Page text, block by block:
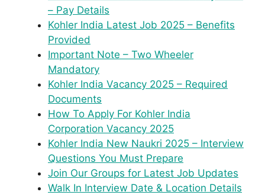
– Pay Details
Kohler India Latest Job 2025 – Benefits
Provided
Important Note – Two Wheeler
Mandatory
Kohler India Vacancy 2025 – Required
Documents
How To Apply For Kohler India
Corporation Vacancy 2025
Kohler India New Naukri 2025 – Interview
Questions You Must Prepare
Join Our Groups for Latest Job Updates
Walk In Interview Date & Location Details